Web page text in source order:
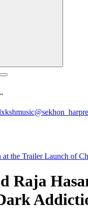
the Trailer Launch of
Raja